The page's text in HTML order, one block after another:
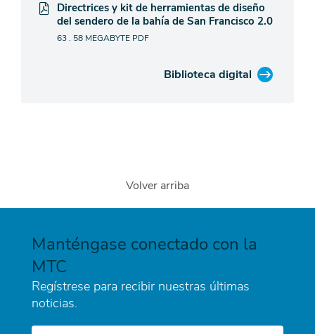
Directrices y kit de herramientas de diseño
del sendero de la bahía de San Francisco 2.0
63 . 58 MEGABYTE PDF
Biblioteca digital
Volver arriba
Manténgase conectado con la
MTC
Regístrese para recibir nuestras últimas
noticias.